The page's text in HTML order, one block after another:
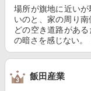
場所が旗地に近い
いのと、家の周り
どの空き道路があ
の暗さを感じない。
飯田産業